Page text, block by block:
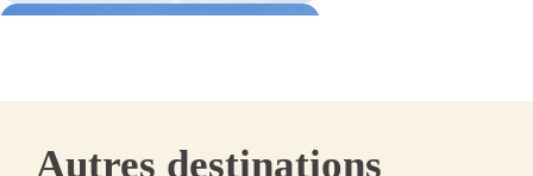
Autres destinations